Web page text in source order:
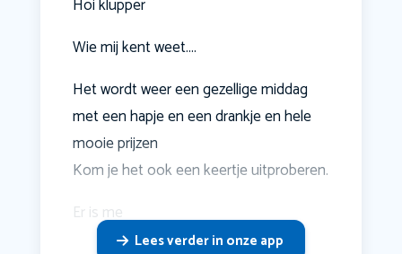
Hoi klupper
Wie mij kent weet....
Het wordt weer een gezellige middag
met een hapje en een drankje en hele
mooie prijzen
Kom je het ook een keertje uitproberen.
Er is me
Lees verder in onze app